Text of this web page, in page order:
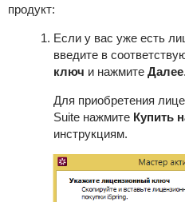
продукт:
Если у вас уже есть
введите в
ключ и нажмите Далее.
Для приобретения
Suiteнажмите Купить
инструкциям.